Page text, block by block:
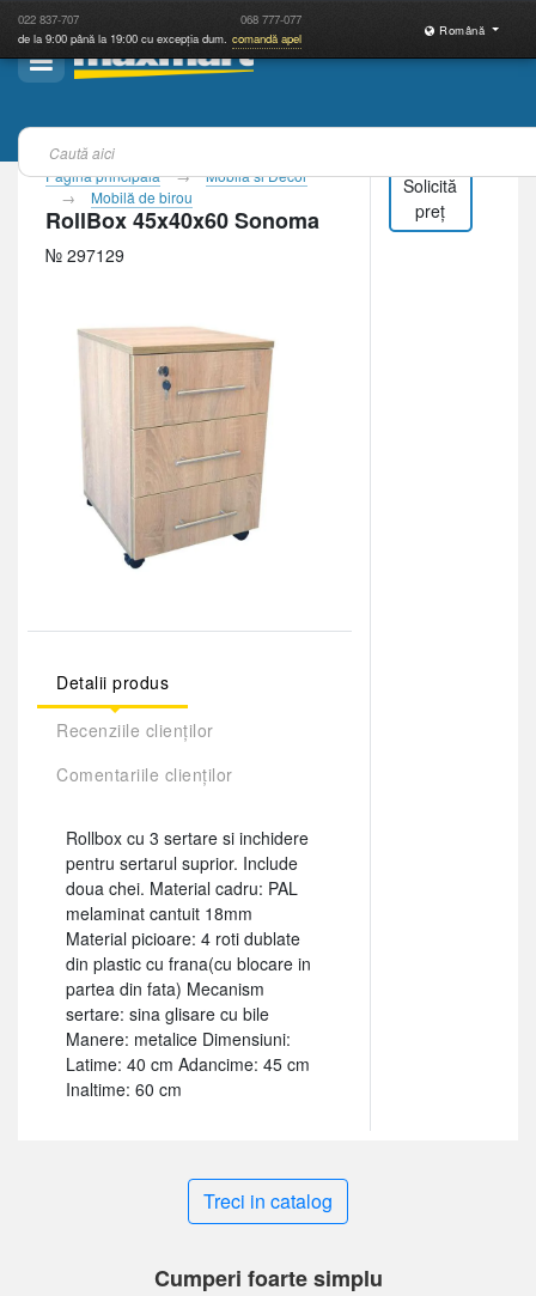
022 837-707 068 777-077
de la 9:00 până la 19:00 cu excepția dum. comandă apel
Română
Pagina principală
Mobila si Decor
Mobilă de birou
RollBox 45x40x60 Sonoma
№ 297129
Detalii produs
Recenziile clienților
Comentariile clienților
Rollbox cu 3 sertare si inchidere
pentru sertarul suprior. Include
doua chei. Material cadru: PAL
melaminat cantuit 18mm
Material picioare: 4 roti dublate
din plastic cu frana(cu blocare in
partea din fata) Mecanism
sertare: sina glisare cu bile
Manere: metalice Dimensiuni:
Latime: 40 cm Adancime: 45 cm
Inaltime: 60 cm
Solicită
preț
Treci in catalog
Cumperi foarte simplu